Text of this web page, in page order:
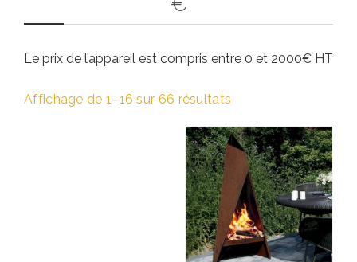
Le prix de l’appareil est compris entre 0 et 2000€ HT
Affichage de 1–16 sur 66 résultats